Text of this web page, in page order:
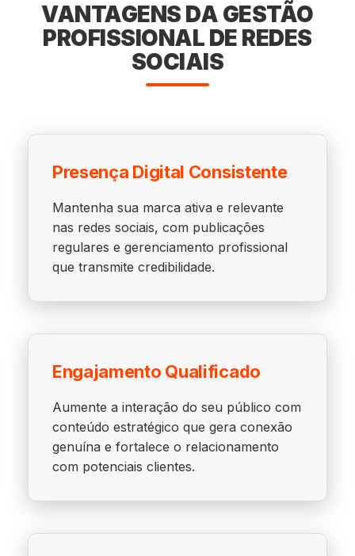
VANTAGENS DA GESTÃO
PROFISSIONAL DE REDES
SOCIAIS
Presença Digital Consistente
Mantenha sua marca ativa e relevante
nas redes sociais, com publicações
regulares e gerenciamento profissional
que transmite credibilidade.
Engajamento Qualificado
Aumente a interação do seu público com
conteúdo estratégico que gera conexão
genuína e fortalece o relacionamento
com potenciais clientes.